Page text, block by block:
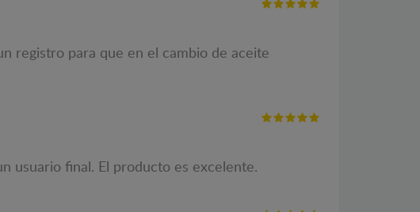
registro para que en el cambio de aceite
usuario final. El producto es excelente.